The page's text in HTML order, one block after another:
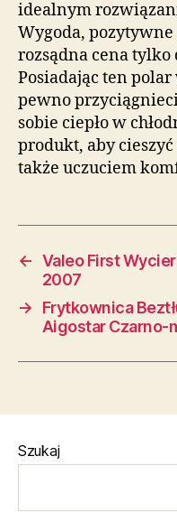
idealnym
Wygoda,
rozsądna cena
Posiadając ten
pewno
sobie ciepło w
produkt, aby
także uczuciem
← Valeo First
2007
→
Frytkownica
Aigostar Czarno-
Szukaj